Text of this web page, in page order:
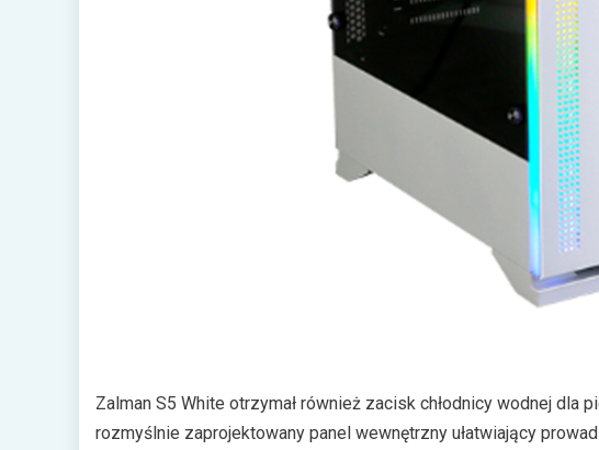
Zalman S5 White otrzymał również zacisk chłodnicy wodnej dla
rozmyślnie zaprojektowany panel wewnętrzny ułatwiający